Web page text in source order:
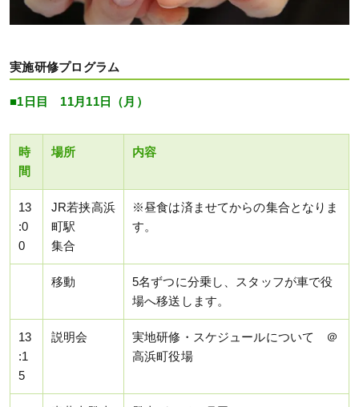
実施研修プログラム
■1日目 11月11日（月）
時
間
場所 内容
13
:0
0
JR若挟高浜
町駅
集合
※昼食は済ませてからの集合となりま
す。
移動
5名ずつに分乗し、スタッフが車で役
場へ移送します。
13
:1
5
説明会
実地研修・スケジュールについて ＠
高浜町役場